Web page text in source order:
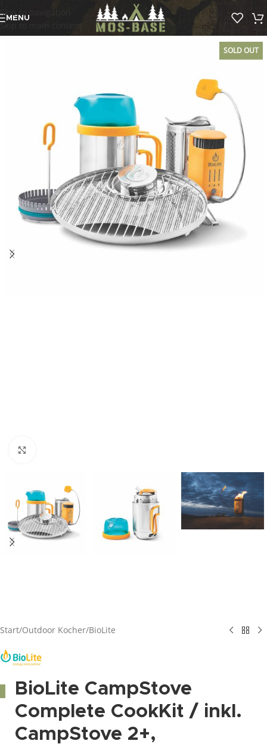
Skip to navigation
Skip to main content
MENU
SOLD OUT
Start/Outdoor Kocher/BioLite
BioLite CampStove
Complete CookKit / inkl.
CampStove 2+,